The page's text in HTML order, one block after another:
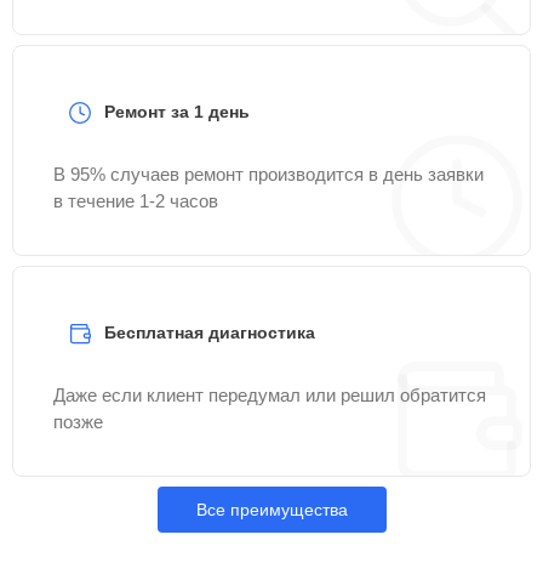
Ремонт за 1 день
В 95% случаев ремонт производится в день заявки
в течение 1-2 часов
Бесплатная диагностика
Даже если клиент передумал или решил обратится
позже
Все преимущества